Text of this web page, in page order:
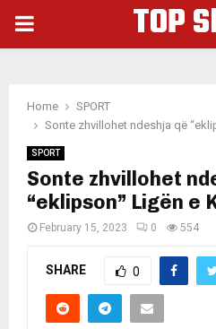
PRIMARY
TOP
Home
SPORT
Sonte zhvillohet ndeshja që
SPORT
Sonte zhvillohet
“eklipson” Ligën e
February 15, 2023 0 554
SHARE 0